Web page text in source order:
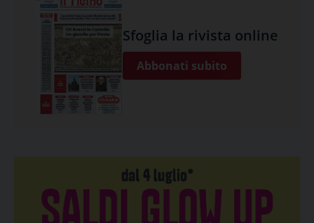
Sfoglia la rivista online
Abbonati subito